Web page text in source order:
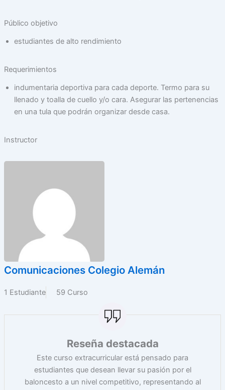
Público objetivo
estudiantes de alto rendimiento
Requerimientos
indumentaria deportiva para cada deporte. Termo para su
llenado y toalla de cuello y/o cara. Asegurar las pertenencias
en una tula que podrán organizar desde casa.
Instructor
Comunicaciones Colegio Alemán
1 Estudiante 59 Curso
Reseña destacada
Este curso extracurricular está pensado para
estudiantes que desean llevar su pasión por el
baloncesto a un nivel competitivo, representando al